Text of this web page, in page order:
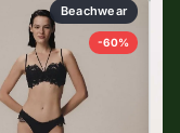
Beachwear
-60%